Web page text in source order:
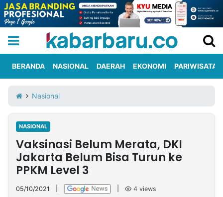
Iklan
Berita
Kami
Nasional
International
Olahraga
Entertainment
Daerah
Pariwisata
Kuliner
Kolom
Network
BERANDA NASIONAL DAERAH EKONOMI PARIWISATA
Nasional
NASIONAL
Vaksinasi Belum Merata, DKI
Jakarta Belum Bisa Turun ke
PPKM Level 3
05/10/2021 4 views